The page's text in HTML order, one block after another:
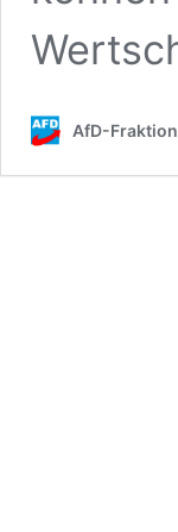
AfD-